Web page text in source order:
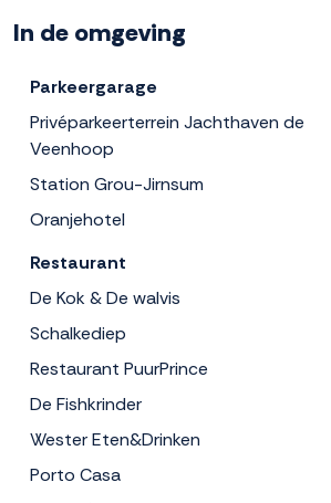
In de omgeving
Parkeergarage
Privéparkeerterrein Jachthaven de
Veenhoop
Station Grou-Jirnsum
Oranjehotel
Restaurant
De Kok & De walvis
Schalkediep
Restaurant PuurPrince
De Fishkrinder
Wester Eten&Drinken
Porto Casa